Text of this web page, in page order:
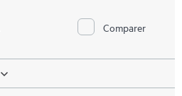
Comparer